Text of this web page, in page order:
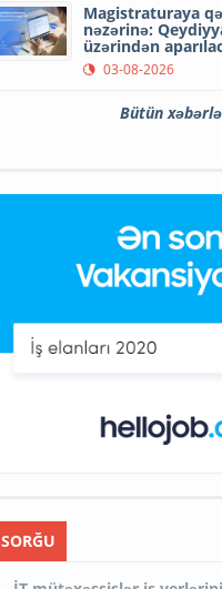
Magistraturaya
nəzərinə:
üzərindən
03-08-2026
Bütün
SORĞU